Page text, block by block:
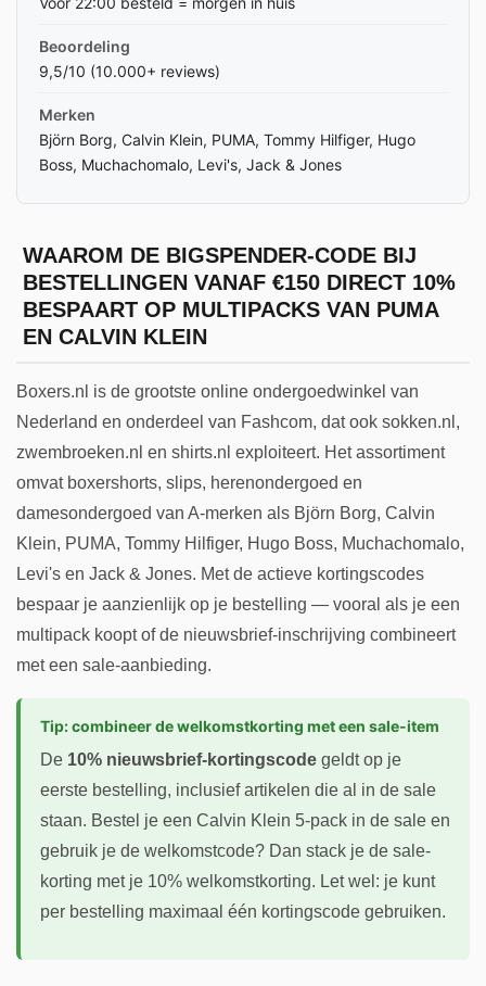
Beoordeling
9,5/10 (10.000+ reviews)
Merken
Björn Borg, Calvin Klein, PUMA, Tommy Hilfiger, Hugo
Boss, Muchachomalo, Levi's, Jack & Jones
WAAROM DE BIGSPENDER-CODE BIJ
BESTELLINGEN VANAF €150 DIRECT 10%
BESPAART OP MULTIPACKS VAN PUMA
EN CALVIN KLEIN
Boxers.nl is de grootste online ondergoedwinkel van
Nederland en onderdeel van Fashcom, dat ook sokken.nl,
zwembroeken.nl en shirts.nl exploiteert. Het assortiment
omvat boxershorts, slips, herenondergoed en
damesondergoed van A-merken als Björn Borg, Calvin
Klein, PUMA, Tommy Hilfiger, Hugo Boss, Muchachomalo,
Levi's en Jack & Jones. Met de actieve kortingscodes
bespaar je aanzienlijk op je bestelling — vooral als je een
multipack koopt of de nieuwsbrief-inschrijving combineert
met een sale-aanbieding.
Tip: combineer de welkomstkorting met een sale-item
De 10% nieuwsbrief-kortingscode geldt op je
eerste bestelling, inclusief artikelen die al in de sale
staan. Bestel je een Calvin Klein 5-pack in de sale en
gebruik je de welkomstcode? Dan stack je de sale-
korting met je 10% welkomstkorting. Let wel: je kunt
per bestelling maximaal één kortingscode gebruiken.